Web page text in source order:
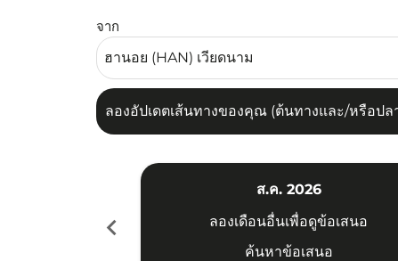
จาก
ลองอัปเดตเส้นทางของคุณ (ต้นทางและ/หรือป
chevron_left
ส.ค. 2026
ลองเดือนอื่นเพื่อดูข้อเสนอ
ค้นหาข้อเสนอ